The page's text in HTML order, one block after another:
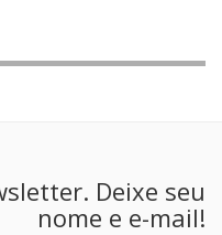
Deixe seu
nome e e-mail!